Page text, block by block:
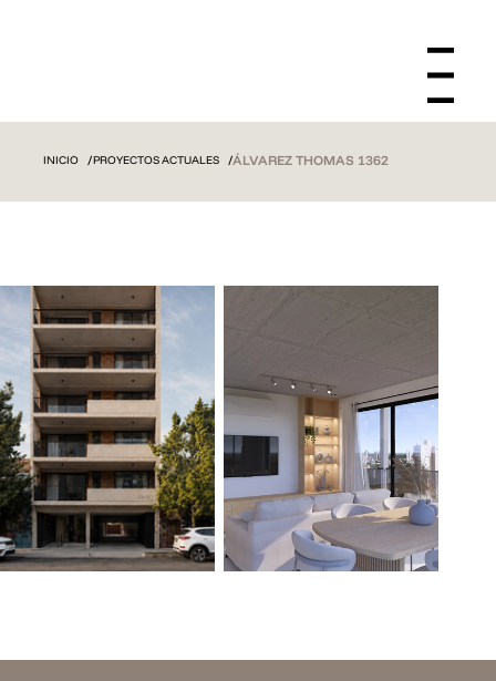
INICIO /PROYECTOS ACTUALES /ÁLVAREZ THOMAS 1362